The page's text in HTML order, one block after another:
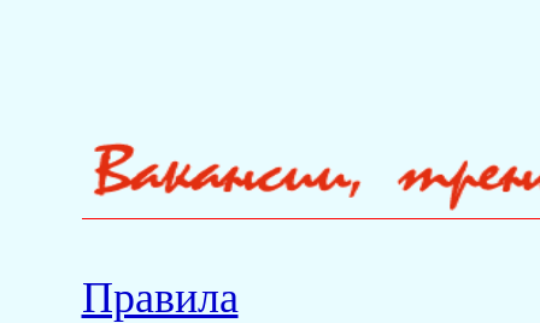
Правила